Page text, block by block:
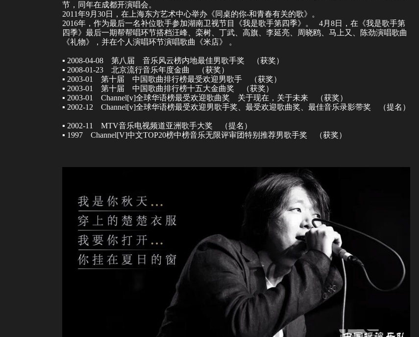
节 ，同年在成都开演唱会。
2011年9月30日，在 上海东方艺术中心举办《同桌的你-和青春有关的歌》。
2016年，作为最后一名补位歌手参加湖南卫视节目《我是歌手第四季》。 4月8日，在《我是歌手第
四季》最后一期帮帮唱环节搭档汪峰、 栾树 丁武 高旗 李延亮 周晓鸥 马上又 陈劲演唱歌曲
《礼物》，并在个人演唱环节演唱歌曲《米店》 。
▪ 2008-04-08 第八届 音乐风云榜内地最佳男歌手奖 （获奖）
▪ 2008-01-23 北京流行音乐年度金曲 （获奖）
▪ 2003-01 第十届 中国歌曲排行榜最受欢迎男歌手 （获奖）
▪ 2003-01 第十届 中国歌曲排行榜十五大金曲奖 （获奖）
▪ 2003-01 Channel[v]全球华语榜最受欢迎歌曲奖 关于现在，关于未来 （获奖）
▪ 2002-12 Channel[v]全球华语榜最受欢迎男歌手奖、最受欢迎歌曲奖、最佳音乐录影带奖 （提名）
▪ 2002-11 MTV音乐电视频道亚洲歌手大奖 （提名）
▪ 1997 Channel[V]中文TOP20榜中榜音乐无限评审团特别推荐男歌手奖 （获奖）